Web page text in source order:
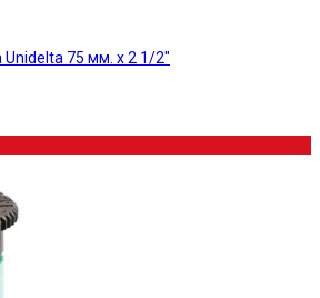
75 мм. х 2 1/2"